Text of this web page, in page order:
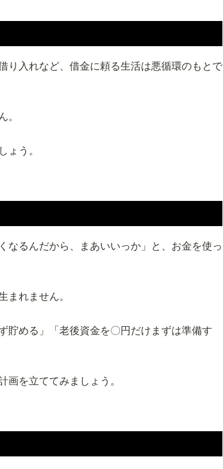
り入れなど、借金に頼る生活は悪循環のもとで
。
ょう。
なるんだから、まあいいっか」と、お金を使っ
まれません。
貯める」「老後資金を〇円だけまずは準備す
画を立ててみましょう。